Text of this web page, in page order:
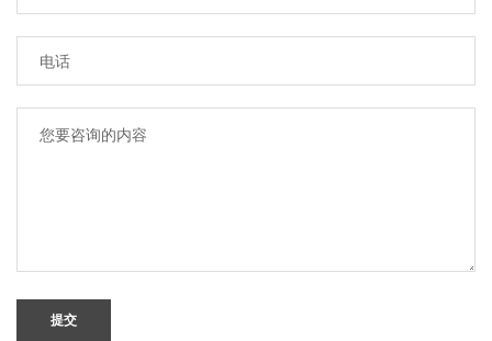
提交